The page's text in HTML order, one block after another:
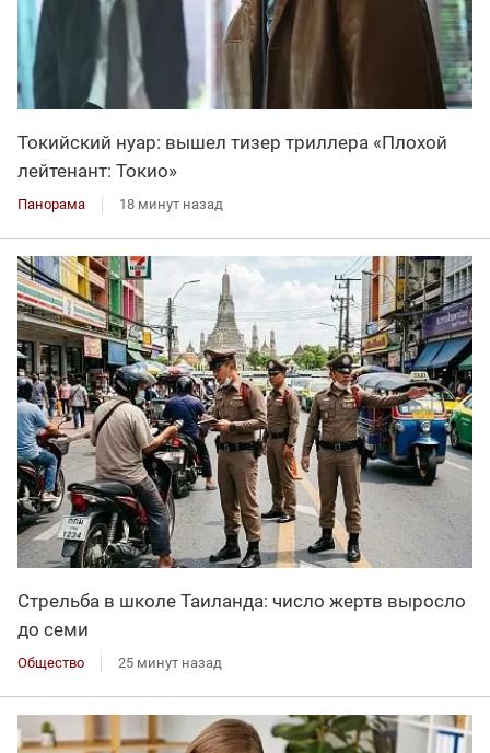
Токийский нуар: вышел тизер триллера «Плохой
лейтенант: Токио»
Панорама 18 минут назад
Стрельба в школе Таиланда: число жертв выросло
до семи
Общество 25 минут назад